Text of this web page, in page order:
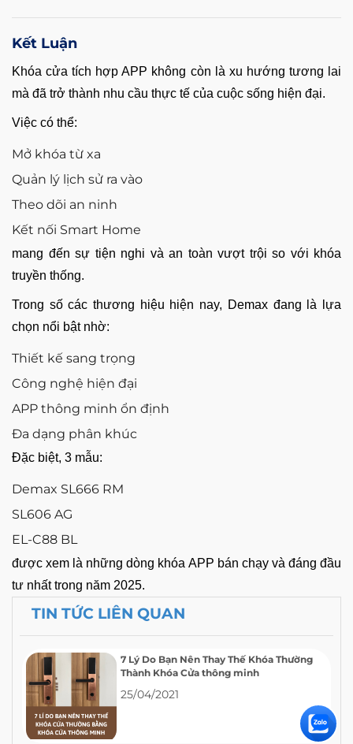
Kết Luận
Khóa cửa tích hợp APP không còn là xu hướng tương lai
mà đã trở thành nhu cầu thực tế của cuộc sống hiện đại.
Việc có thể:
Mở khóa từ xa
Quản lý lịch sử ra vào
Theo dõi an ninh
Kết nối Smart Home
mang đến sự tiện nghi và an toàn vượt trội so với khóa
truyền thống.
Trong số các thương hiệu hiện nay, Demax đang là lựa
chọn nổi bật nhờ:
Thiết kế sang trọng
Công nghệ hiện đại
APP thông minh ổn định
Đa dạng phân khúc
Đặc biệt, 3 mẫu:
Demax SL666 RM
SL606 AG
EL-C88 BL
được xem là những dòng khóa APP bán chạy và đáng đầu
tư nhất trong năm 2025.
TIN TỨC LIÊN QUAN
7 Lý Do Bạn Nên Thay Thế Khóa Thường
Thành Khóa Cửa thông minh
25/04/2021